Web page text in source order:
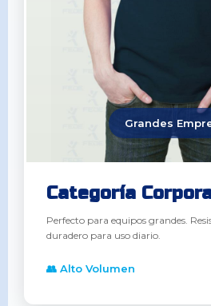
Grandes
Categoría
Perfecto para equipos grandes.
duradero para uso diario.
👥 Alto Volumen